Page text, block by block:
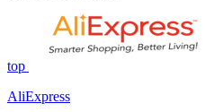
top
AliExpress